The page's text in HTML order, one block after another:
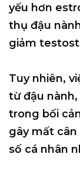
yếu hơn
thụ đậu
giảm
Tuy nhiên,
từ đậu nành
trong bối
gây mất
số cá nhân